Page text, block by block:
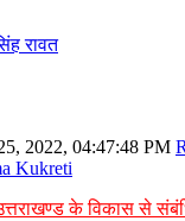
रावत
2022, 04:47:48 PM
Kukreti
के विकास से